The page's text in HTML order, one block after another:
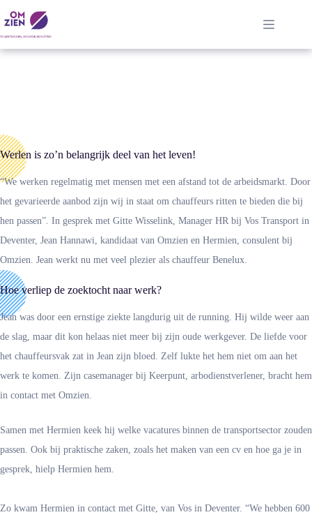
naar
de
Werlen is zo’n belangrijk deel van het leven!
“We werken regelmatig met mensen met een afstand tot de arbeidsmarkt. Door
het gevarieerde aanbod zijn wij in staat om chauffeurs ritten te bieden die bij
hen passen”. In gesprek met Gitte Wisselink, Manager HR bij Vos Transport in
Deventer, Jean Hannawi, kandidaat van Omzien en Hermien, consulent bij
Omzien. Jean werkt nu met veel plezier als chauffeur Benelux.
Hoe verliep de zoektocht naar werk?
Jean was door een ernstige ziekte langdurig uit de running. Hij wilde weer aan
de slag, maar dit kon helaas niet meer bij zijn oude werkgever. De liefde voor
het chauffeursvak zat in Jean zijn bloed. Zelf lukte het hem niet om aan het
werk te komen. Zijn casemanager bij Keerpunt, arbodienstverlener, bracht hem
in contact met Omzien.
Samen met Hermien keek hij welke vacatures binnen de transportsector zouden
passen. Ook bij praktische zaken, zoals het maken van een cv en hoe ga je in
gesprek, hielp Hermien hem.
Zo kwam Hermien in contact met Gitte, van Vos in Deventer. “We hebben 600